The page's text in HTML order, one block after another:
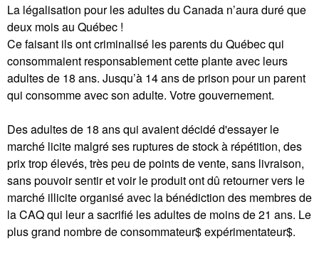
La légalisation pour les adultes du Canada n’aura duré que
deux mois au Québec !
Ce faisant ils ont criminalisé les parents du Québec qui
consommaient responsablement cette plante avec leurs
adultes de 18 ans. Jusqu’à 14 ans de prison pour un parent
qui consomme avec son adulte. Votre gouvernement.
Des adultes de 18 ans qui avaient décidé d'essayer le
marché licite malgré ses ruptures de stock à répétition, des
prix trop élevés, très peu de points de vente, sans livraison,
sans pouvoir sentir et voir le produit ont dû retourner vers le
marché illicite organisé avec la bénédiction des membres de
la CAQ qui leur a sacrifié les adultes de moins de 21 ans. Le
plus grand nombre de consommateur$ expérimentateur$.